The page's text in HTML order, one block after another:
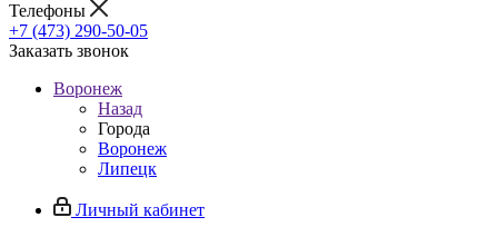
Телефоны
+7 (473) 290-50-05
Заказать звонок
Воронеж
Назад
Города
Воронеж
Липецк
Личный кабинет